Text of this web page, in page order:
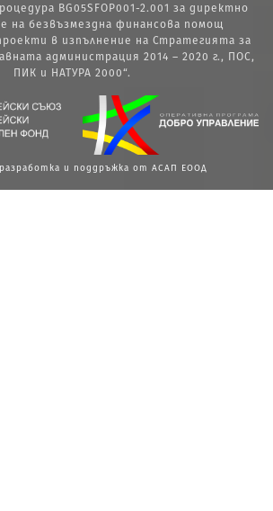
BG05SFOP001-2.001 за директно
на безвъзмездна финансова помощ
в изпълнение на Стратегията за
администрация 2014 – 2020 г., ПОС,
ПИК и НАТУРА 2000“.
и поддръжка от АСАП ЕООД